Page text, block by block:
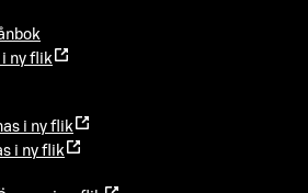
i ny flik
i ny flik
i ny flik